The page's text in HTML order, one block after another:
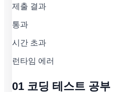
제출 결과
통과
시간 초과
런타임 에러
01 코딩 테스트 공부